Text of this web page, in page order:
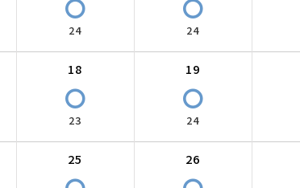
〇
24
〇
24
18
〇
23
19
〇
24
25 26